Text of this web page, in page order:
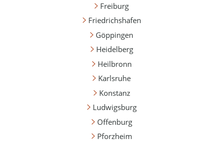
Freiburg
Friedrichshafen
Göppingen
Heidelberg
Heilbronn
Karlsruhe
Konstanz
Ludwigsburg
Offenburg
Pforzheim